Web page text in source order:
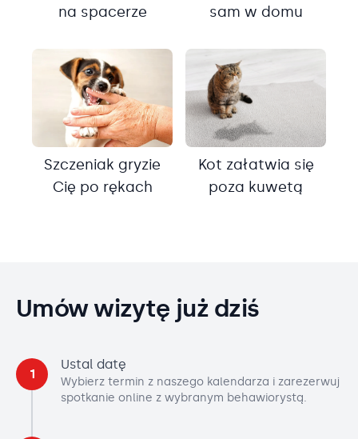
na spacerze
sam w domu
Szczeniak gryzie
Cię po rękach
Kot załatwia się
poza kuwetą
Umów wizytę już dziś
1
Ustal datę
Wybierz termin z naszego kalendarza i zarezerwuj
spotkanie online z wybranym behawiorystą.